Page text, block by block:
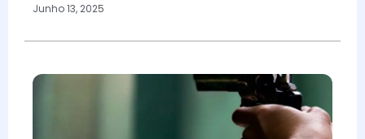
Junho 13, 2025